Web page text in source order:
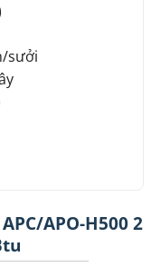
sưởi
APO-H500 2